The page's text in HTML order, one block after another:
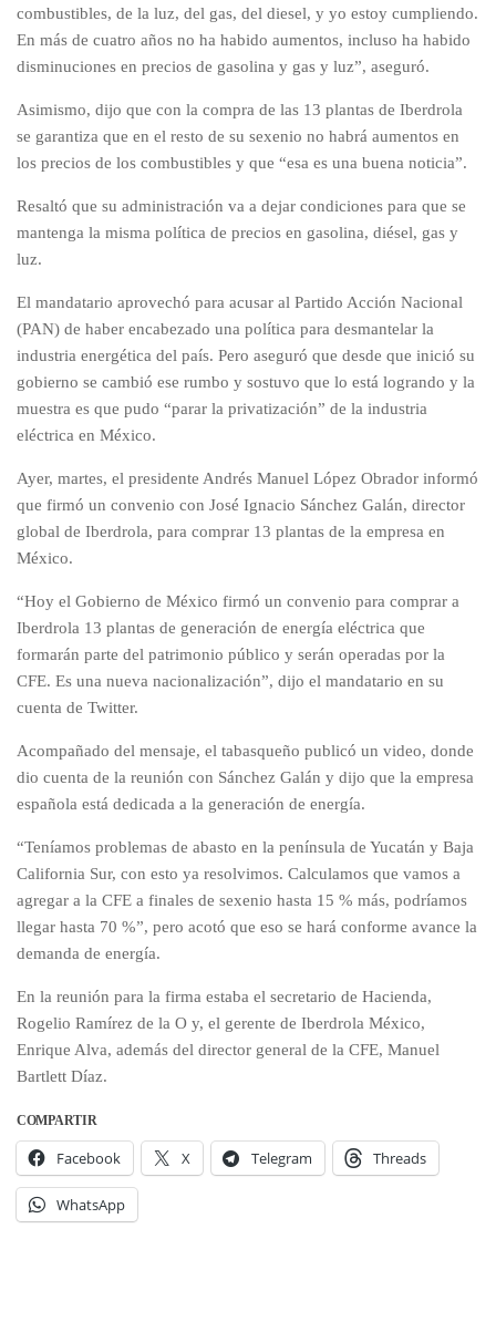
combustibles, de la luz, del gas, del diesel, y yo estoy cumpliendo.
En más de cuatro años no ha habido aumentos, incluso ha habido
disminuciones en precios de gasolina y gas y luz”, aseguró.
Asimismo, dijo que con la compra de las 13 plantas de Iberdrola
se garantiza que en el resto de su sexenio no habrá aumentos en
los precios de los combustibles y que “esa es una buena noticia”.
Resaltó que su administración va a dejar condiciones para que se
mantenga la misma política de precios en gasolina, diésel, gas y
luz.
El mandatario aprovechó para acusar al Partido Acción Nacional
(PAN) de haber encabezado una política para desmantelar la
industria energética del país. Pero aseguró que desde que inició su
gobierno se cambió ese rumbo y sostuvo que lo está logrando y la
muestra es que pudo “parar la privatización” de la industria
eléctrica en México.
Ayer, martes, el presidente Andrés Manuel López Obrador informó
que firmó un convenio con José Ignacio Sánchez Galán, director
global de Iberdrola, para comprar 13 plantas de la empresa en
México.
“Hoy el Gobierno de México firmó un convenio para comprar a
Iberdrola 13 plantas de generación de energía eléctrica que
formarán parte del patrimonio público y serán operadas por la
CFE. Es una nueva nacionalización”, dijo el mandatario en su
cuenta de Twitter.
Acompañado del mensaje, el tabasqueño publicó un video, donde
dio cuenta de la reunión con Sánchez Galán y dijo que la empresa
española está dedicada a la generación de energía.
“Teníamos problemas de abasto en la península de Yucatán y Baja
California Sur, con esto ya resolvimos. Calculamos que vamos a
agregar a la CFE a finales de sexenio hasta 15 % más, podríamos
llegar hasta 70 %”, pero acotó que eso se hará conforme avance la
demanda de energía.
En la reunión para la firma estaba el secretario de Hacienda,
Rogelio Ramírez de la O y, el gerente de Iberdrola México,
Enrique Alva, además del director general de la CFE, Manuel
Bartlett Díaz.
COMPARTIR
Facebook X Telegram Threads
WhatsApp